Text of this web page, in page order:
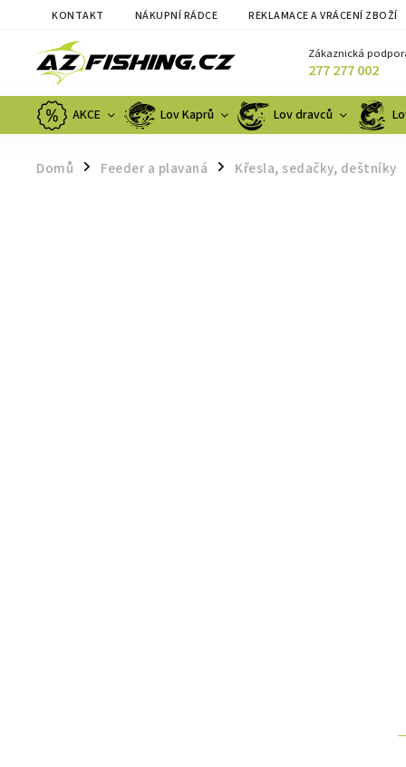
KONTAKT NÁKUPNÍ RÁDCE REKLAMACE A VRÁCENÍ ZBOŽÍ
Zákaznická
277 277 002
AKCE Lov Kaprů Lov dravců
Domů / Feeder a plavaná / Křesla, sedačky, deštníky